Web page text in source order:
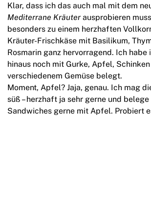
Klar, dass ich das auch mal mit dem
Mediterrane Kräuter ausprobieren
besonders zu einem herzhaften
Kräuter-Frischkäse mit Basilikum,
Rosmarin ganz hervorragend. Ich habe
hinaus noch mit Gurke, Apfel,
verschiedenem Gemüse belegt.
Moment, Apfel? Jaja, genau. Ich mag
süß – herzhaft ja sehr gerne und
Sandwiches gerne mit Apfel. Probiert